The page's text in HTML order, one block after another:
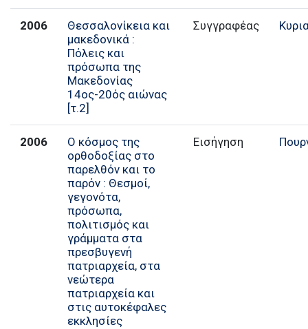
2006
Θεσσαλονίκεια και
μακεδονικά :
Πόλεις και
πρόσωπα της
Μακεδονίας
14ος-20ός αιώνας
[τ.2]
Συγγραφέας
2006
Ο κόσμος της
ορθοδοξίας στο
παρελθόν και το
παρόν : Θεσμοί,
γεγονότα,
πρόσωπα,
πολιτισμός και
γράμματα στα
πρεσβυγενή
πατριαρχεία, στα
νεώτερα
πατριαρχεία και
στις αυτοκέφαλες
εκκλησίες
Εισήγηση